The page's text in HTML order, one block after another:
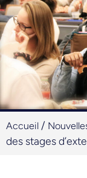
Accueil /
des stages